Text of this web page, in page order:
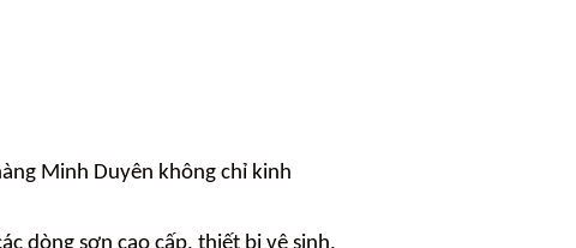
Minh Duyên không chỉ kinh